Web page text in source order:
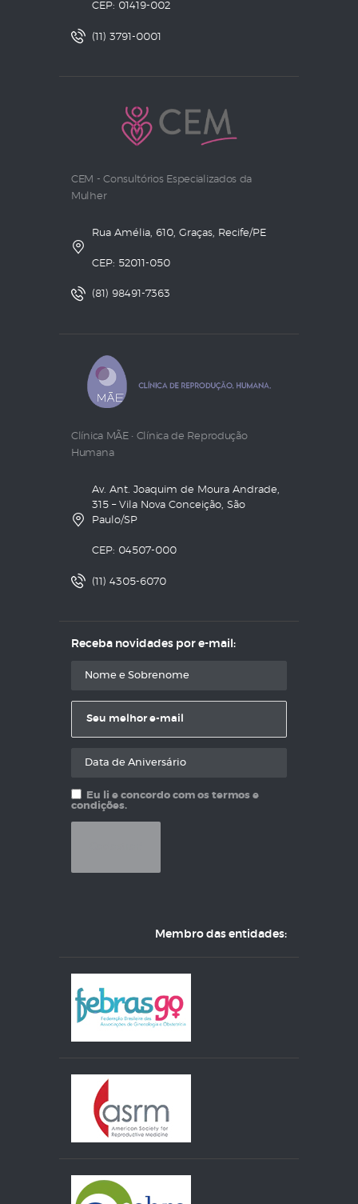
CEP: 01419-002
(11) 3791-0001
CEM - Consultórios Especializados da
Mulher
Rua Amélia, 610, Graças, Recife/PE
CEP: 52011-050
(81) 98491-7363
Clínica MÃE • Clínica de Reprodução
Humana
Av. Ant. Joaquim de Moura Andrade,
315 – Vila Nova Conceição, São
Paulo/SP
CEP: 04507-000
(11) 4305-6070
Receba novidades por e-mail:
Eu li e concordo com os termos e
condições.
Membro das entidades: